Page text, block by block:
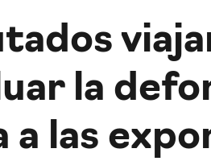
la
a las